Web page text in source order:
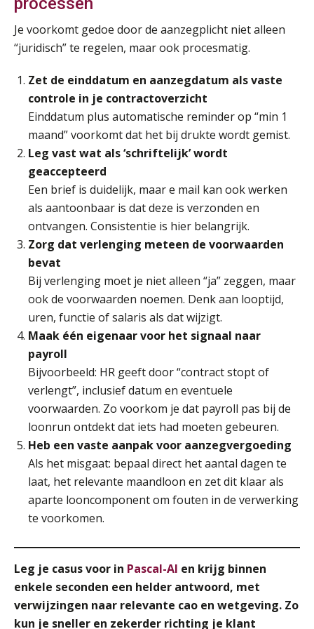
Je voorkomt gedoe door de aanzegplicht niet alleen
“juridisch” te regelen, maar ook procesmatig.
Zet de einddatum en aanzegdatum als vaste
controle in je contractoverzicht
Einddatum plus automatische reminder op “min 1
maand” voorkomt dat het bij drukte wordt gemist.
Leg vast wat als ‘schriftelijk’ wordt
geaccepteerd
Een brief is duidelijk, maar e mail kan ook werken
als aantoonbaar is dat deze is verzonden en
ontvangen. Consistentie is hier belangrijk.
Zorg dat verlenging meteen de voorwaarden
bevat
Bij verlenging moet je niet alleen “ja” zeggen, maar
ook de voorwaarden noemen. Denk aan looptijd,
uren, functie of salaris als dat wijzigt.
Maak één eigenaar voor het signaal naar
payroll
Bijvoorbeeld: HR geeft door “contract stopt of
verlengt”, inclusief datum en eventuele
voorwaarden. Zo voorkom je dat payroll pas bij de
loonrun ontdekt dat iets had moeten gebeuren.
Heb een vaste aanpak voor aanzegvergoeding
Als het misgaat: bepaal direct het aantal dagen te
laat, het relevante maandloon en zet dit klaar als
aparte looncomponent om fouten in de verwerking
te voorkomen.
Leg je casus voor in Pascal-AI en krijg binnen
enkele seconden een helder antwoord, met
verwijzingen naar relevante cao en wetgeving. Zo
kun je sneller en zekerder richting je klant
gesprek met Susan Hendriks
die van jouzelf?
Hoe behoud je financiële talenten in
een krappe arbeidsmarkt?
08
SEP
MOCuitgevers
08
SEP
Tweedaagse online Excel training voor de salarisadministrateur (verdieping, specialisatie en AI)
MOCuitgevers
09
SEP
Cursus Samenwerken financiële- en salarisadministratie
MOCuitgevers
16
SEP
Online cursus Disfunctionerende werknemer: wat nu?
MOCuitgevers
17
SEP
Training Grenzen aangeven met zelfvertrouwen en respect
17
SEP
Online cursus Auto, fiets en OV in de salarisadministratie
MOCuitgevers
17
SEP
SD Worx
17
SEP
Cursus Samen sterk: efficiënte samenwerking tussen HR en salarisadministratie
MOCuitgevers
21
SEP
Pensioen voor de salarisprofessional: ontdek welke verdieping bij jou past
MOCuitgevers
SEP
MOCuitgevers
24
SEP
Online Excel training voor de salarisadministrateur (basis)
MOCuitgevers